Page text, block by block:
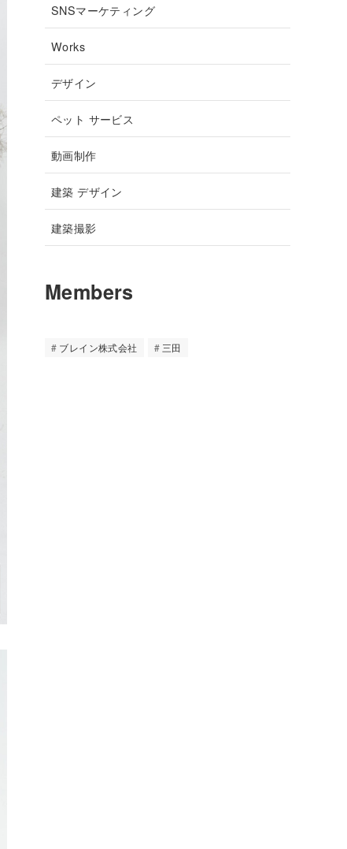
SNSマーケティング
Works
デザイン
ペット サービス
動画制作
建築 デザイン
建築撮影
Members
ブレイン株式会社 三田